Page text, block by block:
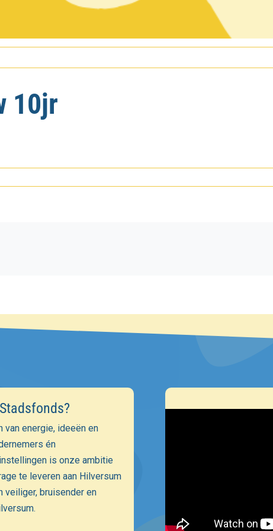
10jr
van energie, ideeën en
én
is onze ambitie
te leveren aan Hilversum
veiliger, bruisender en